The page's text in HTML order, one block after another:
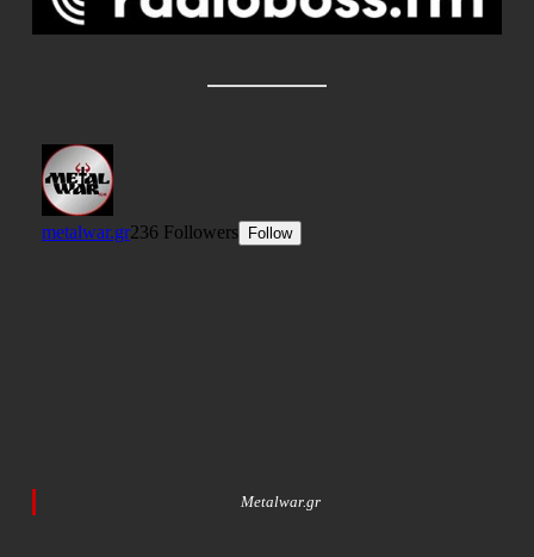
Metalwar.gr